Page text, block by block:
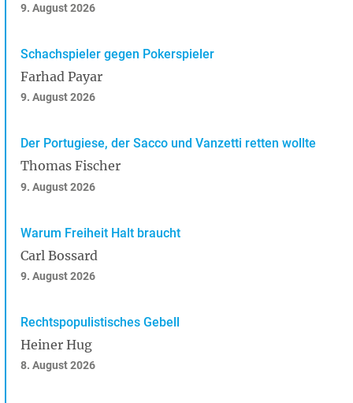
9. August 2026
Schachspieler gegen Pokerspieler
Farhad Payar
9. August 2026
Der Portugiese, der Sacco und Vanzetti retten wollte
Thomas Fischer
9. August 2026
Warum Freiheit Halt braucht
Carl Bossard
9. August 2026
Rechtspopulistisches Gebell
Heiner Hug
8. August 2026